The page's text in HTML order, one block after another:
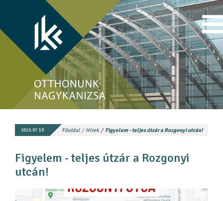
2023.07.19 Főoldal Hírek Figyelem - teljes útzár a Rozgonyi utcán!
Figyelem - teljes útzár a Rozgonyi
utcán!